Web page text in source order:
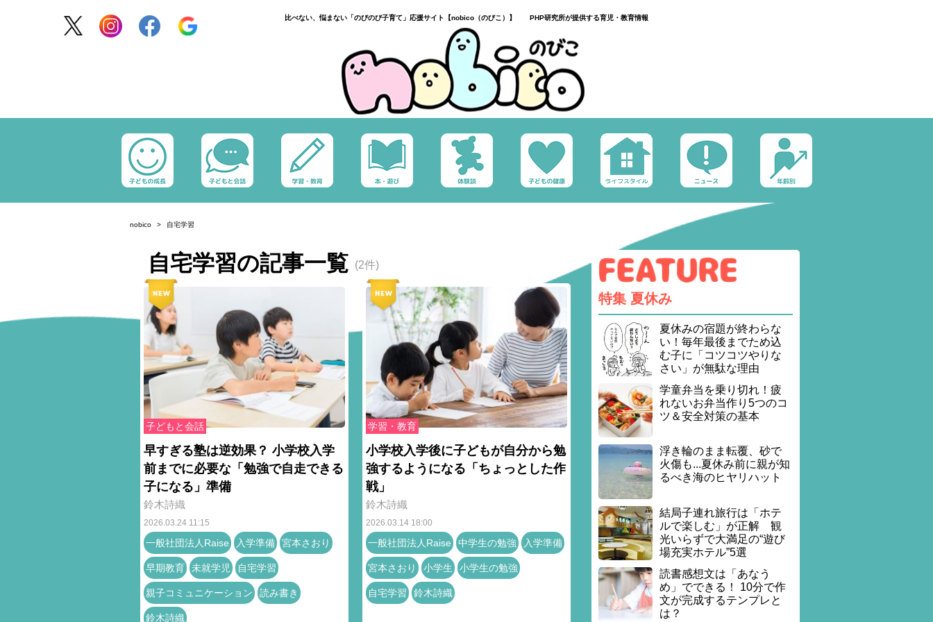
比べない、悩まない「のびのび子育て」応援サイト【nobico（のびこ）】 PHP研究所が提供する育児・教育情報
nobico 自宅学習
自宅学習の記事一覧 (2件)
子どもと会話
早すぎる塾は逆効果？ 小学校入学
前までに必要な「勉強で自走できる
子になる」準備
鈴木詩織
2026.03.24 11:15
一般社団法人Raise 入学準備 宮本さおり
早期教育 未就学児 自宅学習
親子コミュニケーション 読み書き
鈴木詩織
学習・教育
小学校入学後に子どもが自分から勉
強するようになる「ちょっとした作
戦」
鈴木詩織
2026.03.14 18:00
一般社団法人Raise 中学生の勉強 入学準備
宮本さおり 小学生 小学生の勉強
自宅学習 鈴木詩織
特集 夏休み
夏休みの宿題が終わらな
い！毎年最後までため込
む子に「コツコツやりな
さい」が無駄な理由
学童弁当を乗り切れ！疲
れないお弁当作り5つのコ
ツ＆安全対策の基本
浮き輪のまま転覆、砂で
火傷も...夏休み前に親が知
るべき海のヒヤリハット
結局子連れ旅行は「ホテ
ルで楽しむ」が正解 観
光いらずで大満足の“遊び
場充実ホテル”5選
読書感想文は「あなう
め」でできる！ 10分で作
文が完成するテンプレと
は？